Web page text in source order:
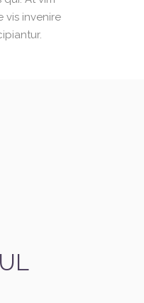
vis invenire